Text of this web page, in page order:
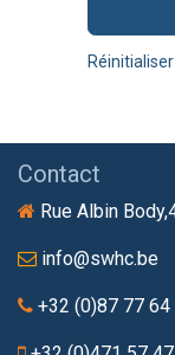
Contact
Rue Albin
info@swhc.be
+32 (0)87 77 64